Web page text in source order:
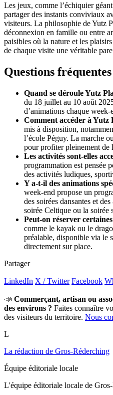
Les jeux, comme l’échiquier
partager des instants conviviaux
visiteurs. La philosophie de Yutz
déconnexion en famille ou entre
paisibles où la nature et les
de chaque visite une véritable
Questions
Quand se déroule Yutz
du 18 juillet au 10 août
d’animations chaque week-
Comment accéder à Yutz
mis à disposition,
l’école Péguy. La marche
pour profiter pleinement de
Les activités sont-elles
programmation est pensée
des activités ludiques,
Y a-t-il des animations
week-end propose un
des soirées dansantes et
soirée Celtique ou la soirée
Peut-on réserver
comme le kayak ou le
préalable, disponible via le
directement sur place.
Partager
LinkedIn X / Twitter Facebook
📣 Commerçant, artisan ou
des environs ? Faites connaître
des visiteurs du territoire. Nous
L
La rédaction de Gros-Réderching
Équipe éditoriale locale
L'équipe éditoriale locale de